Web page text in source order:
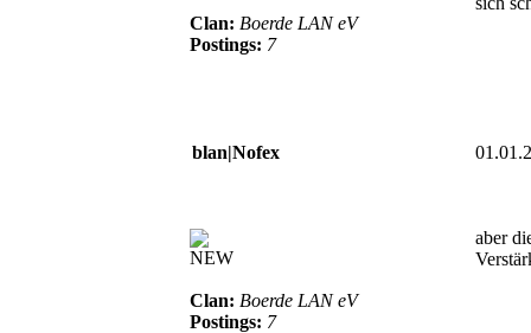
Clan: Boerde LAN eV
Postings: 7
blan|Nofex
NEW
Clan: Boerde LAN eV
Postings: 7
aber